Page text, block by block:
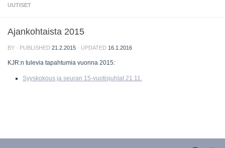
UUTISET
Ajankohtaista 2015
BY · PUBLISHED 21.2.2015 · UPDATED 16.1.2016
KJR:n tulevia tapahtumia vuonna 2015:
Syyskokous ja seuran 15-vuotisjuhlat 21.11.